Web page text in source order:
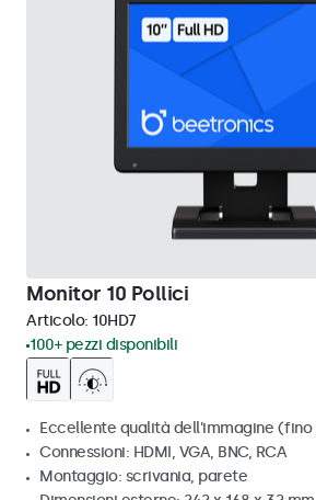
Monitor 10 Pollici
Articolo: 10HD7
100+ pezzi disponibili
Eccellente qualità dell'immagine (fino
Connessioni: HDMI, VGA, BNC, RCA
Montaggio: scrivania, parete